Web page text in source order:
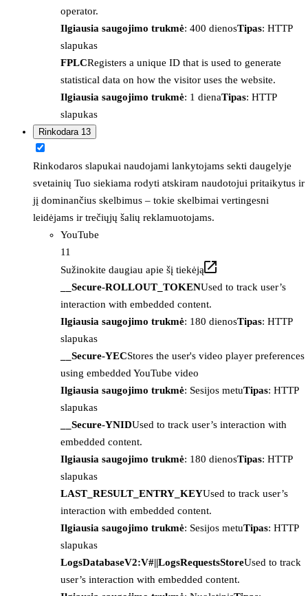
operator.
Ilgiausia saugojimo trukmė: 400 dienosTipas: HTTP
slapukas
FPLCRegisters a unique ID that is used to generate
statistical data on how the visitor uses the website.
Ilgiausia saugojimo trukmė: 1 dienaTipas: HTTP
slapukas
Rinkodara 13
Rinkodaros slapukai naudojami lankytojams sekti daugelyje
svetainių Tuo siekiama rodyti atskiram naudotojui pritaikytus ir
jį dominančius skelbimus – tokie skelbimai vertingesni
leidėjams ir trečiųjų šalių reklamuotojams.
YouTube
11
Sužinokite daugiau apie šį tiekėją
__Secure-ROLLOUT_TOKENUsed to track user’s
interaction with embedded content.
Ilgiausia saugojimo trukmė: 180 dienosTipas: HTTP
slapukas
__Secure-YECStores the user's video player preferences
using embedded YouTube video
Ilgiausia saugojimo trukmė: Sesijos metuTipas: HTTP
slapukas
__Secure-YNIDUsed to track user’s interaction with
embedded content.
Ilgiausia saugojimo trukmė: 180 dienosTipas: HTTP
slapukas
LAST_RESULT_ENTRY_KEYUsed to track user’s
interaction with embedded content.
Ilgiausia saugojimo trukmė: Sesijos metuTipas: HTTP
slapukas
LogsDatabaseV2:V#||LogsRequestsStoreUsed to track
user’s interaction with embedded content.